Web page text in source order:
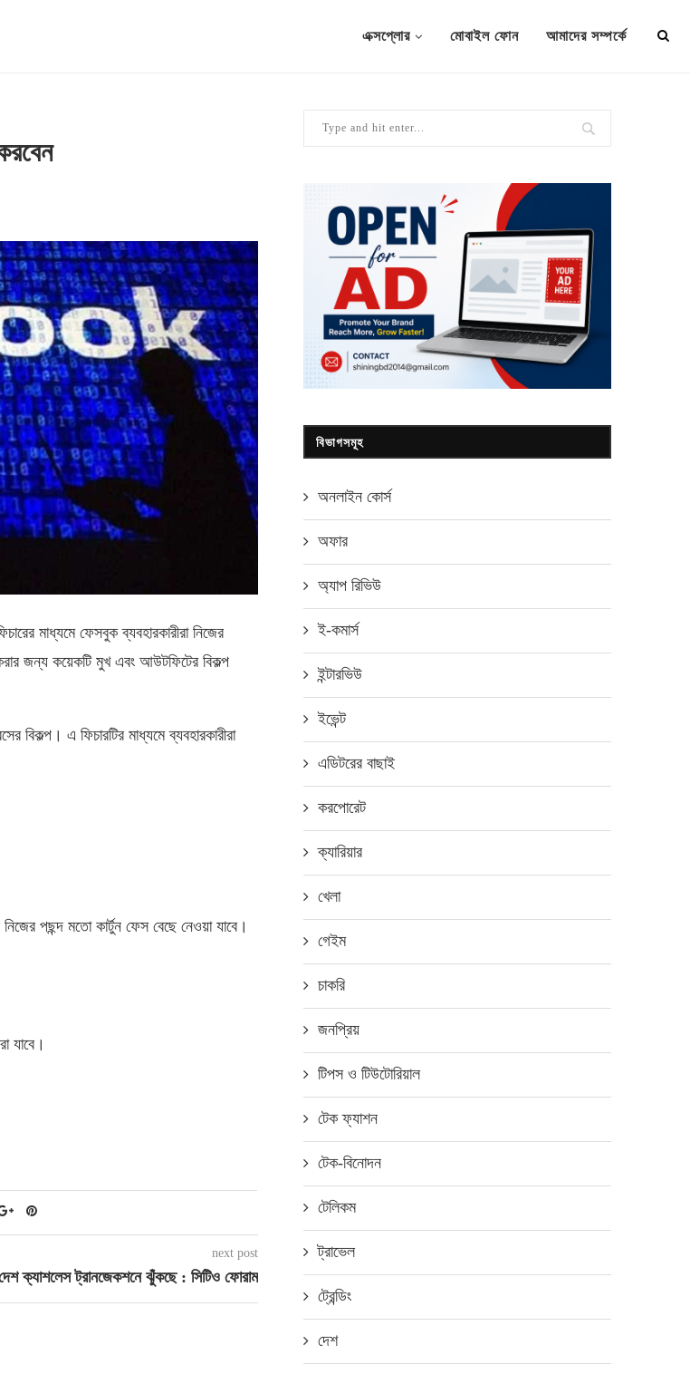
এক্সপ্লোর মোবাইল ফোন আমাদের সম্পর্কে
মাধ্যমে ফেসবুক ব্যবহারকারীরা নিজের
জন্য কয়েকটি মুখ এবং আউটফিটের বিকল্প
বিকল্প। এ ফিচারটির মাধ্যমে ব্যবহারকারীরা
পছন্দ মতো কার্টুন ফেস বেছে নেওয়া যাবে।
যাবে।
next post
ক্যাশলেস ট্রানজেকশনে ঝুঁকছে : সিটিও ফোরাম
বিভাগসমূহ
অনলাইন কোর্স
অফার
অ্যাপ রিভিউ
ই-কমার্স
ইন্টারভিউ
ইভেন্ট
এডিটরের বাছাই
করপোরেট
ক্যারিয়ার
খেলা
গেইম
চাকরি
জনপ্রিয়
টিপস ও টিউটোরিয়াল
টেক ফ্যাশন
টেক-বিনোদন
টেলিকম
ট্রাভেল
ট্রেন্ডিং
দেশ